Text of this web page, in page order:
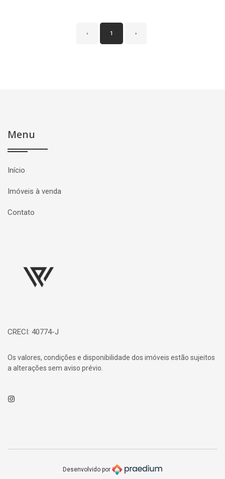
‹ 1 ›
Menu
Início
Imóveis à venda
Contato
CRECI: 40774-J
Os valores, condições e disponibilidade dos imóveis estão sujeitos
a alterações sem aviso prévio.
Instagram
Desenvolvido por